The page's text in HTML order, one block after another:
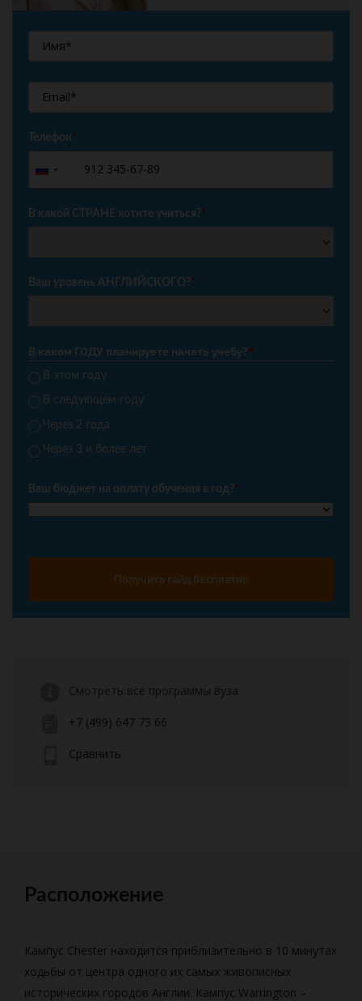
Телефон*
Russia
+7
В какой СТРАНЕ хотите учиться?*
Ваш уровень АНГЛИЙСКОГО?*
В каком ГОДУ планируете начать учебу?*
В этом году
В следующем году
Через 2 года
Через 3 и более лет
Ваш бюджет на оплату обучения в год?*
Получить гайд бесплатно
Смотреть все программы вуза
+7 (499) 647 73 66
Сравнить
Расположение
Кампус Chester находится приблизительно в 10 минутах
ходьбы от центра одного их самых живописных
исторических городов Англии. Кампус Warrington –